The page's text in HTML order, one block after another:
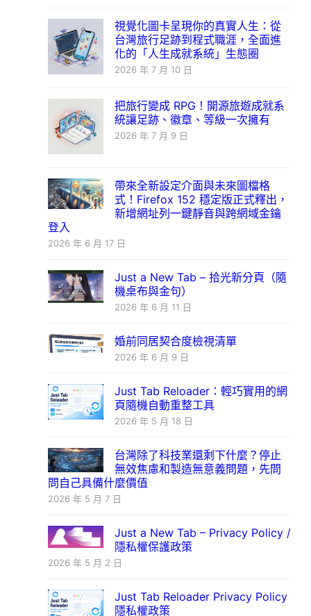
視覺化圖卡呈現你的真實人生：從
台灣旅行足跡到程式職涯，全面進
化的「人生成就系統」生態圈
2026 年 7 月 10 日
把旅行變成 RPG！開源旅遊成就系
統讓足跡、徽章、等級一次擁有
2026 年 7 月 9 日
帶來全新設定介面與未來圖檔格
式！Firefox 152 穩定版正式釋出，
新增網址列一鍵靜音與跨網域金鑰
登入
2026 年 6 月 17 日
Just a New Tab – 拾光新分頁（隨
機桌布與金句）
2026 年 6 月 11 日
婚前同居契合度檢視清單
2026 年 6 月 9 日
Just Tab Reloader：輕巧實用的網
頁隨機自動重整工具
2026 年 5 月 18 日
台灣除了科技業還剩下什麼？停止
無效焦慮和製造無意義問題，先問
問自己具備什麼價值
2026 年 5 月 7 日
Just a New Tab – Privacy Policy /
隱私權保護政策
2026 年 5 月 2 日
Just Tab Reloader Privacy Policy
隱私權政策